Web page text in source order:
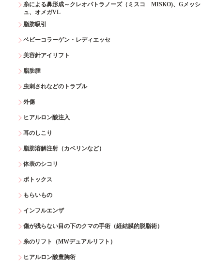
糸による鼻形成～クレオパトラノーズ（ミスコ MISKO)、Gメッシ
ュ、オメガVL
脂肪吸引
ベビーコラーゲン・レディエッセ
美容針アイリフト
脂肪腫
虫刺されなどのトラブル
外傷
ヒアルロン酸注入
耳のしこり
脂肪溶解注射（カベリンなど）
体表のシコリ
ボトックス
もらいもの
インフルエンザ
傷が残らない目の下のクマの手術（経結膜的脱脂術）
糸のリフト（MWデュアルリフト）
ヒアルロン酸豊胸術